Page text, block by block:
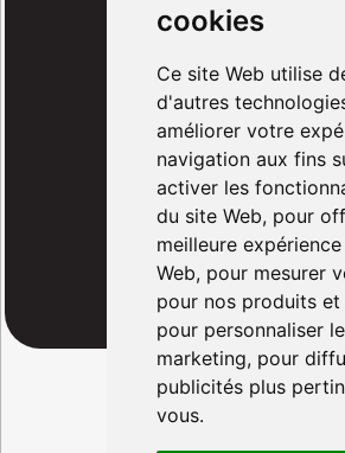
cookies
Ce site Web utilise
d'autres
améliorer votre
navigation aux fins
activer les
du site Web, pour
meilleure
Web, pour mesurer
pour nos produits et
pour personnaliser
marketing, pour
publicités plus
vous.
Installation électrique
Panneaux
Notre équipe
Qui sommes-nous
FAQ
Actualités
Mentions légales
Protection des données